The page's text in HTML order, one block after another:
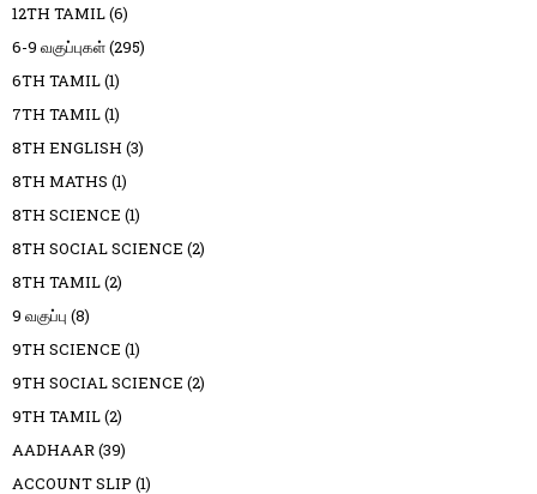
12TH TAMIL(6)
6-9 வகுப்புகள்(295)
6TH TAMIL(1)
7TH TAMIL(1)
8TH ENGLISH (3)
8TH MATHS (1)
8TH SCIENCE (1)
8TH SOCIAL SCIENCE (2)
8TH TAMIL(2)
9 வகுப்பு (8)
9TH SCIENCE (1)
9TH SOCIAL SCIENCE (2)
9TH TAMIL(2)
AADHAAR(39)
ACCOUNT SLIP (1)